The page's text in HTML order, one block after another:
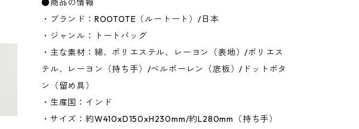
●商品の情報
・ブランド：ROOTOTE（ルートート）/日本
・ジャンル：トートバッグ
・主な素材：綿、ポリエステル、レーヨン（表地）/ポリエス
テル、レーヨン（持ち手）/ベルポーレン（底板）/ドットボタ
ン（留め具）
・生産国：インド
・サイズ：約W410xD150xH230mm/約L280mm（持ち手）